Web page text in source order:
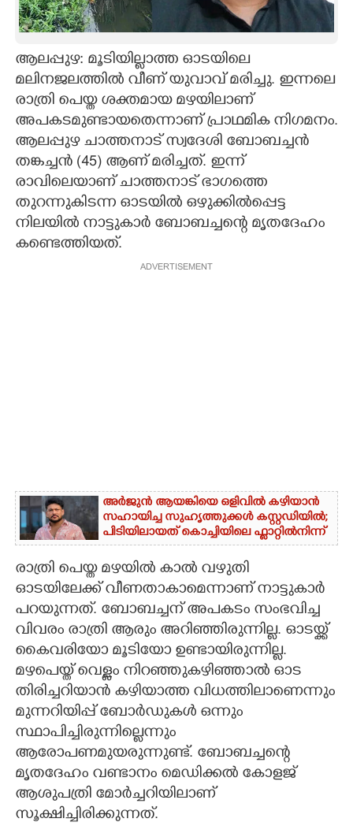
ASTRO
CARTOONS
ZOOM
CONTACT US
ആലപ്പുഴ: മൂടിയില്ലാത്ത ഓടയിലെ
മലിനജലത്തിൽ വീണ് യുവാവ് മരിച്ചു. ഇന്നലെ
രാത്രി പെയ്ത ശക്തമായ മഴയിലാണ്
അപകടമുണ്ടായതെന്നാണ് പ്രാഥമിക നിഗമനം.
ആലപ്പുഴ ചാത്തനാട് സ്വദേശി ബോബച്ചൻ
തങ്കച്ചൻ (45) ആണ് മരിച്ചത്. ഇന്ന്
രാവിലെയാണ് ചാത്തനാട് ഭാഗത്തെ
തുറന്നുകിടന്ന ഓടയിൽ ഒഴുക്കിൽപ്പെട്ട
നിലയിൽ നാട്ടുകാ‍ർ ബോബച്ചന്റെ മൃതദേഹം
കണ്ടെത്തിയത്.
ADVERTISEMENT
അർജുൻ ആയങ്കിയെ ഒളിവിൽ കഴിയാൻ
സഹായിച്ച സുഹൃത്തുക്കൾ കസ്റ്റഡിയിൽ;
പിടിയിലായത് കൊച്ചിയിലെ ഫ്ലാറ്റിൽനിന്ന്
രാത്രി പെയ്ത മഴയിൽ കാൽ വഴുതി
ഓടയിലേക്ക് വീണതാകാമെന്നാണ് നാട്ടുകാർ
പറയുന്നത്. ബോബച്ചന് അപകടം സംഭവിച്ച
വിവരം രാത്രി ആരും അറിഞ്ഞിരുന്നില്ല. ഓടയ്ക്ക്
കൈവരിയോ മൂടിയോ ഉണ്ടായിരുന്നില്ല.
മഴപെയ്ത് വെള്ളം നിറഞ്ഞുകഴിഞ്ഞാൽ ഓട
തിരിച്ചറിയാൻ കഴിയാത്ത വിധത്തിലാണെന്നും
മുന്നറിയിപ്പ് ബോർഡുകൾ ഒന്നും
സ്ഥാപിച്ചിരുന്നില്ലെന്നും
ആരോപണമുയരുന്നുണ്ട്. ബോബച്ചന്റെ
മൃതദേഹം വണ്ടാനം മെഡിക്കൽ കോളജ്
ആശുപത്രി മോർച്ചറിയിലാണ്
സൂക്ഷിച്ചിരിക്കുന്നത്.